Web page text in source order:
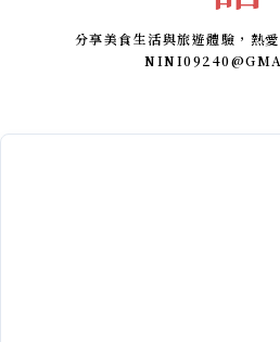
分享美食生活與旅遊體驗，熱